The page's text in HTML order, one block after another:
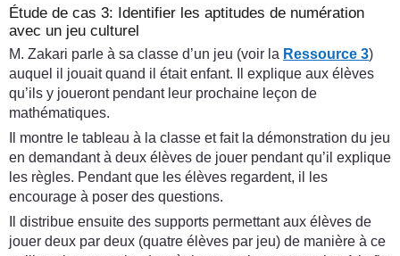
Étude de cas 3: Identifier les aptitudes de numération
avec un jeu culturel
M. Zakari parle à sa classe d’un jeu (voir la Ressource 3)
auquel il jouait quand il était enfant. Il explique aux élèves
qu’ils y joueront pendant leur prochaine leçon de
mathématiques.
Il montre le tableau à la classe et fait la démonstration du jeu
en demandant à deux élèves de jouer pendant qu’il explique
les règles. Pendant que les élèves regardent, il les
encourage à poser des questions.
Il distribue ensuite des supports permettant aux élèves de
jouer deux par deux (quatre élèves par jeu) de manière à ce